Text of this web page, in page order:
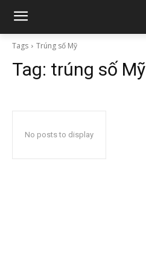
Tags Trúng số Mỹ
Tag: trúng số Mỹ
No posts to display